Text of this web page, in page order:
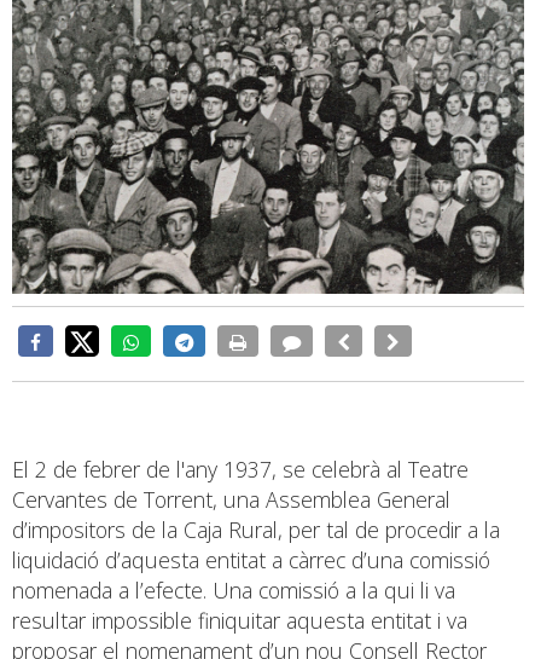
El 2 de febrer de l'any 1937, se celebrà al Teatre
Cervantes de Torrent, una Assemblea General
d’impositors de la Caja Rural, per tal de procedir a la
liquidació d’aquesta entitat a càrrec d’una comissió
nomenada a l’efecte. Una comissió a la qui li va
resultar impossible finiquitar aquesta entitat i va
proposar el nomenament d’un nou Consell Rector